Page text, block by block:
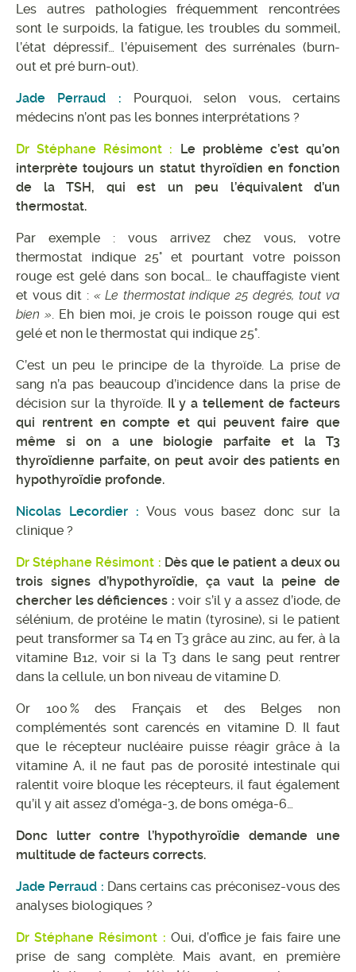
Les autres pathologies fréquemment rencontrées
sont le surpoids, la fatigue, les troubles du sommeil,
l’état dépressif… l’épuisement des surrénales (burn-
out et pré burn-out).
Jade Perraud : Pourquoi, selon vous, certains
médecins n’ont pas les bonnes interprétations ?
Dr Stéphane Résimont :
Le problème c’est qu’on
interprète toujours un statut thyroïdien en fonction
de la TSH, qui est un peu l’équivalent d’un
thermostat.
Par exemple : vous arrivez chez vous, votre
thermostat indique 25° et pourtant votre poisson
rouge est gelé dans son bocal… le chauffagiste vient
et vous dit :« Le thermostat indique 25 degrés, tout va
bien ». Eh bien moi, je crois le poisson rouge qui est
gelé et non le thermostat qui indique 25°.
C’est un peu le principe de la thyroïde. La prise de
sang n’a pas beaucoup d’incidence dans la prise de
décision sur la thyroïde.Il y a tellement de facteurs
qui rentrent en compte et qui peuvent faire que
même si on a une biologie parfaite et la T3
thyroïdienne parfaite, on peut avoir des patients en
hypothyroïdie profonde.
Nicolas Lecordier : Vous vous basez donc sur la
clinique ?
Dr Stéphane Résimont : Dès que le patient a deux ou
trois signes d’hypothyroïdie, ça vaut la peine de
chercher les déficiences : voir s’il y a assez d’iode, de
sélénium, de protéine le matin (tyrosine), si le patient
peut transformer sa T4 en T3 grâce au zinc, au fer, à la
vitamine B12, voir si la T3 dans le sang peut rentrer
dans la cellule, un bon niveau de vitamine D.
Or 100 % des Français et des Belges non
complémentés sont carencés en vitamine D. Il faut
que le récepteur nucléaire puisse réagir grâce à la
vitamine A, il ne faut pas de porosité intestinale qui
ralentit voire bloque les récepteurs, il faut également
qu’il y ait assez d’oméga-3, de bons oméga-6…
Donc lutter contre l’hypothyroïdie demande une
multitude de facteurs corrects.
Jade Perraud : Dans certains cas préconisez-vous des
analyses biologiques ?
Dr Stéphane Résimont : Oui, d’office je fais faire une
prise de sang complète. Mais avant, en première